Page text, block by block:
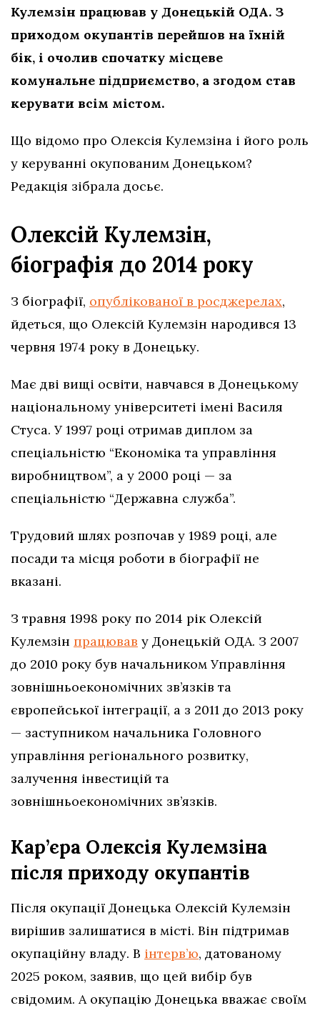
Кулемзін працював у Донецькій ОДА. З
приходом окупантів перейшов на їхній
бік, і очолив спочатку місцеве
комунальне підприємство, а згодом став
керувати всім містом.
Що відомо про Олексія Кулемзіна і його роль
у керуванні окупованим Донецьком?
Редакція зібрала досьє.
Олексій Кулемзін,
біографія до 2014 року
З біографії, опублікованої в росджерелах,
йдеться, що Олексій Кулемзін народився 13
червня 1974 року в Донецьку.
Має дві вищі освіти, навчався в Донецькому
національному університеті імені Василя
Стуса. У 1997 році отримав диплом за
спеціальністю “Економіка та управління
виробництвом”, а у 2000 році — за
спеціальністю “Державна служба”.
Трудовий шлях розпочав у 1989 році, але
посади та місця роботи в біографії не
вказані.
З травня 1998 року по 2014 рік Олексій
Кулемзін працював у Донецькій ОДА. З 2007
до 2010 року був начальником Управління
зовнішньоекономічних зв’язків та
європейської інтеграції, а з 2011 до 2013 року
— заступником начальника Головного
управління регіонального розвитку,
залучення інвестицій та
зовнішньоекономічних зв’язків.
Кар’єра Олексія Кулемзіна
після приходу окупантів
Після окупації Донецька Олексій Кулемзін
вирішив залишатися в місті. Він підтримав
окупаційну владу. В інтерв’ю, датованому
2025 роком, заявив, що цей вибір був
свідомим. А окупацію Донецька вважає своїм